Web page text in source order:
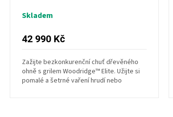
Skladem
42 990 Kč
Zažijte bezkonkurenční chuť dřevěného
ohně s grilem Woodridge™ Elite. Užijte si
pomalé a šetrné vaření hrudí nebo